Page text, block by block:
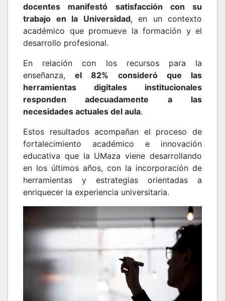
docentes manifestó satisfacción con su
trabajo en la Universidad, en un contexto
académico que promueve la formación y el
desarrollo profesional.
En relación con los recursos para la
enseñanza,el 82% consideró que las
herramientas digitales institucionales
responden adecuadamente a las
necesidades actuales del aula.
Estos resultados acompañan el proceso de
fortalecimiento académico e innovación
educativa que la UMaza viene desarrollando
en los últimos años, con la incorporación de
herramientas y estrategias orientadas a
enriquecer la experiencia universitaria.